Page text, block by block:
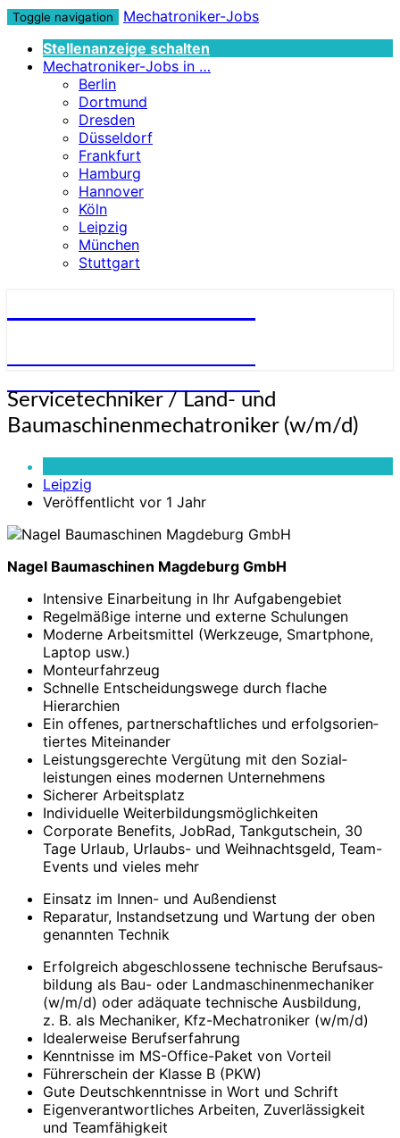
Toggle navigation
Mechatroniker-Jobs
Stellenanzeige schalten
Mechatroniker-Jobs in …
Berlin
Dortmund
Dresden
Düsseldorf
Frankfurt
Hamburg
Hannover
Köln
Leipzig
München
Stuttgart
Servicetechniker
/
Land-
Baumaschinenmechatroniker
(w/m/d)
Servicetechniker / Land- und
Baumaschinenmechatroniker (w/m/d)
Leipzig
Veröffentlicht vor 1 Jahr
Nagel Baumaschinen Magdeburg GmbH
Intensive Ein­arbeitung in Ihr Aufgaben­gebiet
Regelmäßige interne und externe Schulungen
Moderne Arbeits­mittel (Werkzeuge, Smart­phone,
Laptop usw.)
Monteur­fahrzeug
Schnelle Ent­scheidungs­wege durch flache
Hierarchien
Ein offenes, partner­schaft­liches und erfolgs­orien­
tiertes Mit­einander
Leistungs­ge­rechte Vergütung mit den Sozial­
leistungen eines modernen Unter­nehmens
Sicherer Arbeits­platz
Individuelle Weiter­bildungs­mög­lich­keiten
Corporate Benefits, JobRad, Tank­gut­schein, 30
Tage Urlaub, Urlaubs- und Weih­nachts­geld, Team-
Events und vieles mehr
Einsatz im Innen- und Außen­dienst
Reparatur, Instand­setzung und Wartung der oben
genannten Technik
Erfolgreich abge­schlossene technische Berufs­aus­
bildung als Bau- oder Land­maschinen­mechaniker
(w/m/d) oder adäquate tech­nische Aus­bildung,
z. B. als Mechaniker, Kfz-Mechatroniker (w/m/d)
Idealerweise Berufs­er­fahrung
Kenntnisse im MS-Office-Paket von Vorteil
Führerschein der Klasse B (PKW)
Gute Deutschkenntnisse in Wort und Schrift
Eigenverantwort­liches Arbeiten, Zuver­lässig­keit
und Team­fähig­keit